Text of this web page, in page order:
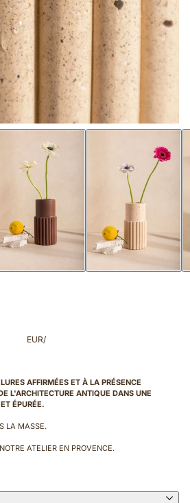
EUR/
AFFIRMÉES ET À LA PRÉSENCE
L'ARCHITECTURE ANTIQUE DANS UNE
ÉPURÉE.
LA MASSE.
ATELIER EN PROVENCE.